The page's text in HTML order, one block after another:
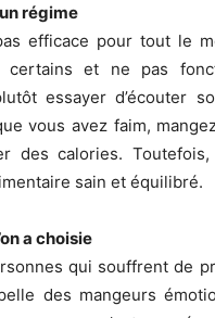
régime
efficace pour tout le
certains et ne pas
essayer d’écouter
vous avez faim,
des calories.
sain et équilibré.
a choisie
qui souffrent de
des mangeurs